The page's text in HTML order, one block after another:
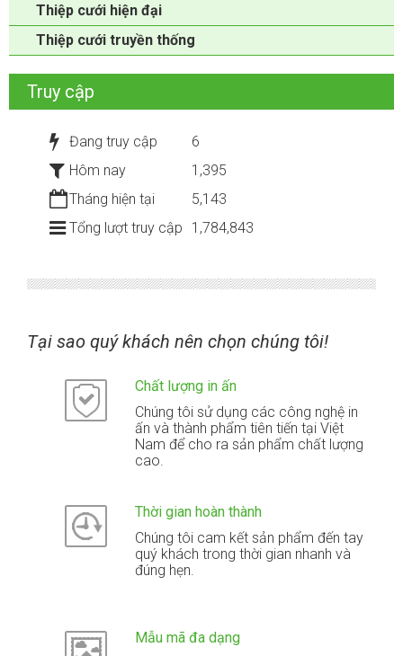
Thiệp cưới hiện đại
Thiệp cưới truyền thống
Truy cập
Đang truy cập
6
Hôm nay
1,395
Tháng hiện tại
5,143
Tổng lượt truy cập
1,784,843
Tại sao quý khách nên chọn chúng tôi!
Chất lượng in ấn
Chúng tôi sử dụng các công nghệ in
ấn và thành phẩm tiên tiến tại Việt
Nam để cho ra sản phẩm chất lượng
cao.
Thời gian hoàn thành
Chúng tôi cam kết sản phẩm đến tay
quý khách trong thời gian nhanh và
đúng hẹn.
Mẫu mã đa dạng